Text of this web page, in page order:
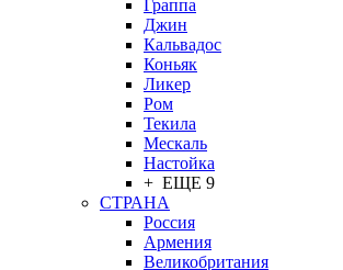
Граппа
Джин
Кальвадос
Коньяк
Ликер
Ром
Текила
Мескаль
Настойка
+ ЕЩЕ 9
СТРАНА
Россия
Армения
Великобритания